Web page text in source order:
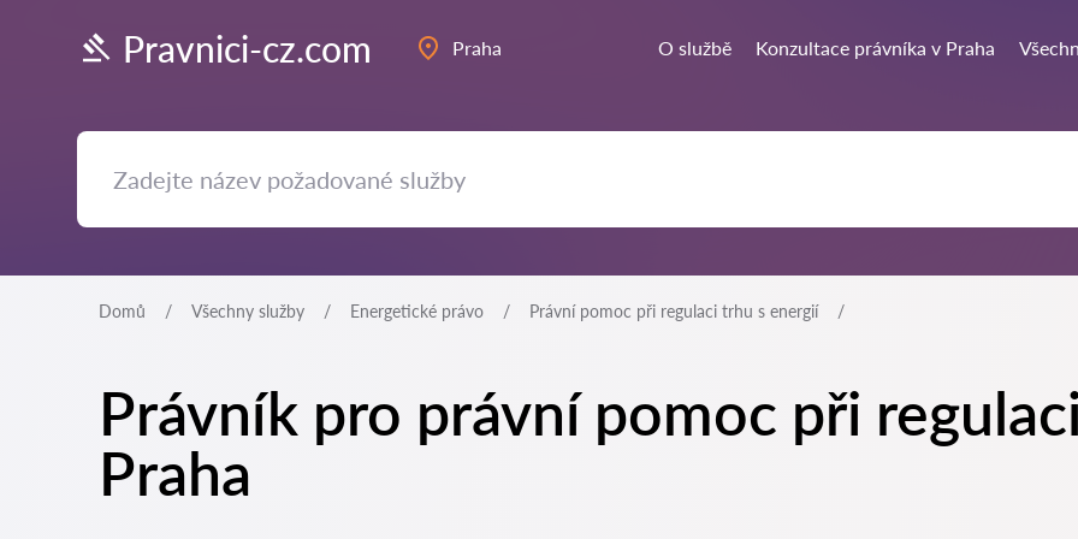
Pravnici-cz.com Praha O službě Konzultace právníka v Praha
Domů Všechny služby Energetické právo Právní pomoc při regulaci trhu s energií
Právník pro právní pomoc při
Praha